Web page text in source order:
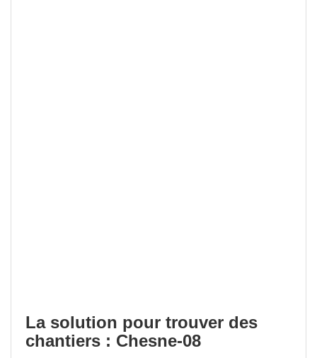
La solution pour trouver des
chantiers : Chesne-08